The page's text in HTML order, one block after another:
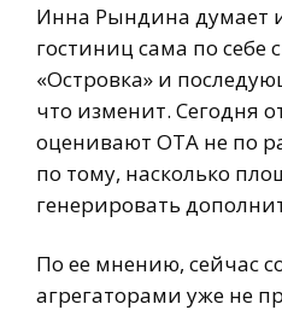
Инна Рындина думает
гостиниц сама по себе
«Островка» и
что изменит. Сегодня
оценивают OTA не по
по тому, насколько
генерировать
По ее мнению, сейчас
агрегаторами уже не